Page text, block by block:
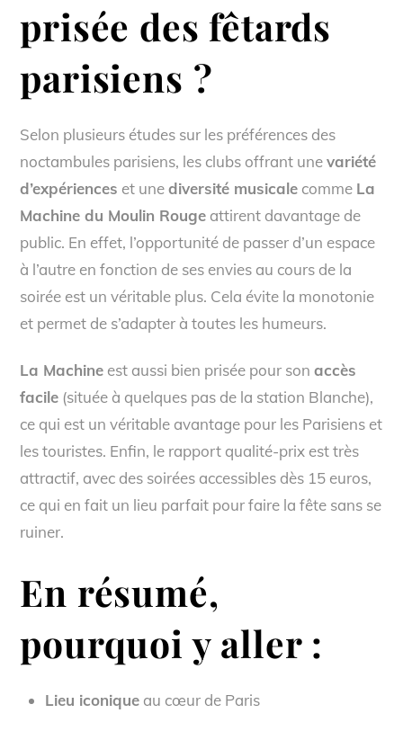
prisée des fêtards
parisiens ?
Selon plusieurs études sur les préférences des
noctambules parisiens, les clubs offrant unevariété
d’expériences et unediversité musicale comme La
Machine du Moulin Rouge attirent davantage de
public. En effet, l’opportunité de passer d’un espace
à l’autre en fonction de ses envies au cours de la
soirée est un véritable plus. Cela évite la monotonie
et permet de s’adapter à toutes les humeurs.
La Machine est aussi bien prisée pour sonaccès
facile (située à quelques pas de la station Blanche),
ce qui est un véritable avantage pour les Parisiens et
les touristes. Enfin, le rapport qualité-prix est très
attractif, avec des soirées accessibles dès 15 euros,
ce qui en fait un lieu parfait pour faire la fête sans se
ruiner.
En résumé,
pourquoi y aller :
Lieu iconiqueau cœur de Paris